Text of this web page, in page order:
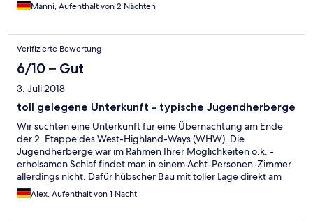
Manni, Aufenthalt von 2 Nächten
Verifizierte Bewertung
6/10 – Gut
3. Juli 2018
toll gelegene Unterkunft - typische Jugendherberge
Wir suchten eine Unterkunft für eine Übernachtung am Ende
der 2. Etappe des West-Highland-Ways (WHW). Die
Jugendherberge war im Rahmen Ihrer Möglichkeiten o.k. -
erholsamen Schlaf findet man in einem Acht-Personen-Zimmer
allerdings nicht. Dafür hübscher Bau mit toller Lage direkt am
Loch Lomond und direkt am WHW.
Alex, Aufenthalt von 1 Nacht